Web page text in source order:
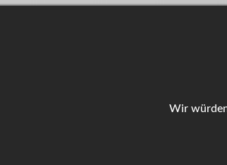
Wir